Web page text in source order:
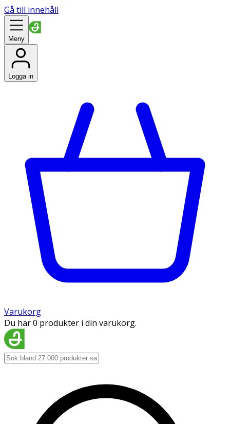
Gå till innehåll
Meny
Logga in
Varukorg
Du har 0 produkter i din varukorg.